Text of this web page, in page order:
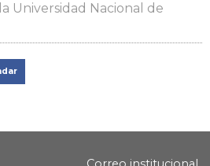
Universidad Nacional de